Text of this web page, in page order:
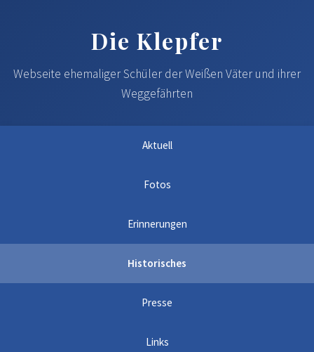
Die Klepfer
Webseite ehemaliger Schüler der Weißen Väter und ihrer
Weggefährten
Aktuell
Fotos
Erinnerungen
Historisches
Presse
Links